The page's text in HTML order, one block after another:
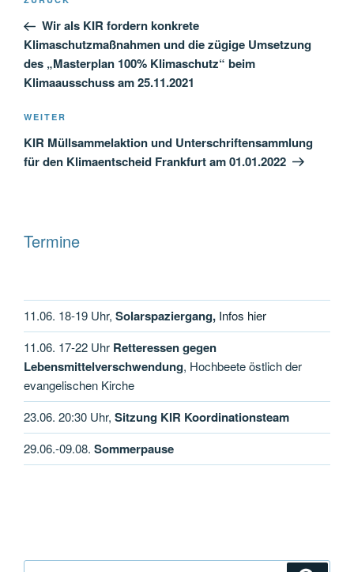
BeitragWir als KIR fordern konkrete
Klimaschutzmaßnahmen und die zügige Umsetzung
des „Masterplan 100% Klimaschutz“ beim
Klimaausschuss am 25.11.2021
Nächster
Beitrag
WEITER
KIR Müllsammelaktion und Unterschriftensammlung
für den Klimaentscheid Frankfurt am 01.01.2022
Termine
11.06. 18-19 Uhr, Solarspaziergang, Infos hier
11.06. 17-22 Uhr Retteressen gegen
Lebensmittelverschwendung, Hochbeete östlich der
evangelischen Kirche
23.06. 20:30 Uhr, Sitzung KIR Koordinationsteam
29.06.-09.08. Sommerpause